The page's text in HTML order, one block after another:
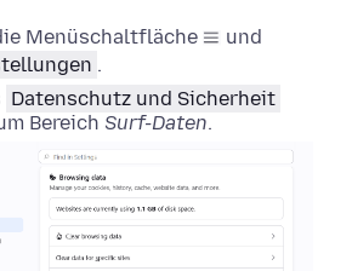
Menüschaltfläche
und
.
Datenschutz und Sicherheit
Bereich Surf-Daten.